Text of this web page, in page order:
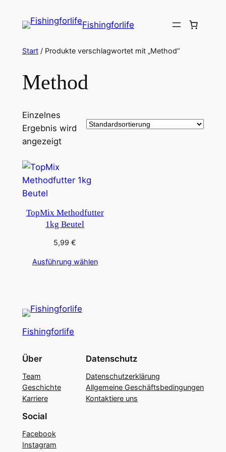
Inhalt
Fishingforlife
Start/ Produkte verschlagwortet mit „Method“
Method
Einzelnes
Ergebnis wird
angezeigt
TopMix Methodfutter
1kg Beutel
5,99€
Ausführung wählen
Fishingforlife
Über
Team
Geschichte
Karriere
Datenschutz
Datenschutzerklärung
Allgemeine Geschäftsbedingungen
Kontaktiere uns
Social
Facebook
Instagram